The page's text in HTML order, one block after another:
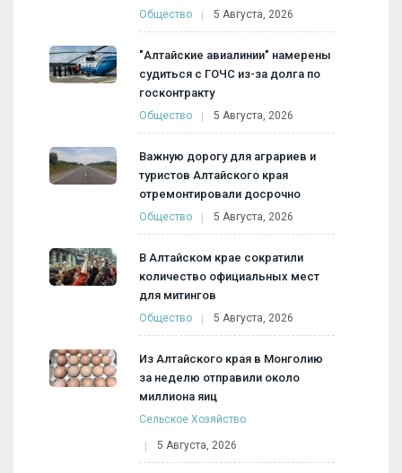
Общество 5 Августа, 2026
"Алтайские авиалинии" намерены
судиться с ГОЧС из-за долга по
госконтракту
Общество 5 Августа, 2026
Важную дорогу для аграриев и
туристов Алтайского края
отремонтировали досрочно
Общество 5 Августа, 2026
В Алтайском крае сократили
количество официальных мест
для митингов
Общество 5 Августа, 2026
Из Алтайского края в Монголию
за неделю отправили около
миллиона яиц
Сельское Хозяйство
5 Августа, 2026